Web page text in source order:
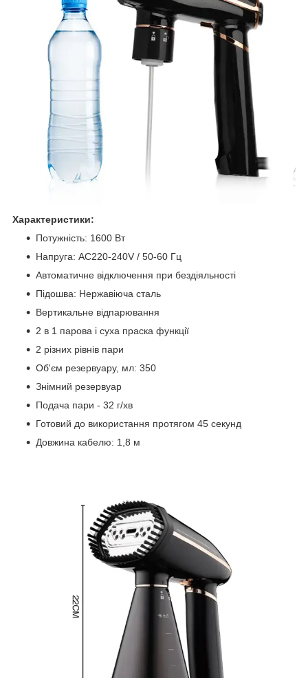
Характеристики:
Потужність: 1600 Вт
Напруга: AC220-240V / 50-60 Гц
Автоматичне відключення при бездіяльності
Підошва: Нержавіюча сталь
Вертикальне відпарювання
2 в 1 парова і суха праска функції
2 різних рівнів пари
Об'єм резервуару, мл: 350
Знімний резервуар
Подача пари - 32 г/хв
Готовий до використання протягом 45 секунд
Довжина кабелю: 1,8 м